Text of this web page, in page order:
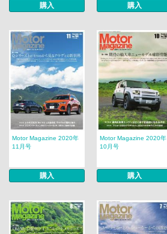
購入 購入
Motor Magazine 2020年
11月号
購入
Motor Magazine 2020年
10月号
購入